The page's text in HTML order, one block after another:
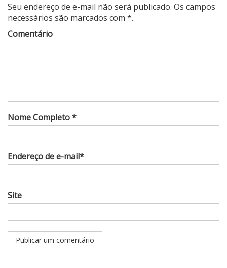
Seu endereço de e-mail não será publicado. Os campos
necessários são marcados com *.
Comentário
Nome Completo *
Endereço de e-mail*
Site